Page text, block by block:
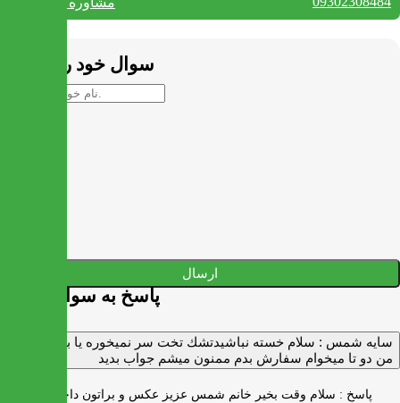
سوال خود را بپرسید
ارسال
پاسخ به سوالات شما
سايه شمس : سلام خسته نباشيدتشك تخت سر نميخوره يا برنميگرده
من دو تا ميخوام سفارش بدم ممنون ميشم جواب بديد
پاسخ : سلام وقت بخیر خانم شمس عزیز عکس و براتون داخل واتس اپ